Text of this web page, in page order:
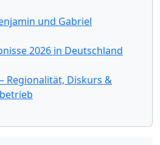
und Gabriel
2026 in Deutschland
Regionalität, Diskurs &